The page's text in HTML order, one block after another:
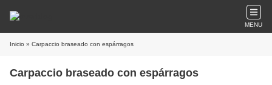
MENU
Inicio » Carpaccio braseado con espárragos
Carpaccio braseado con espárragos